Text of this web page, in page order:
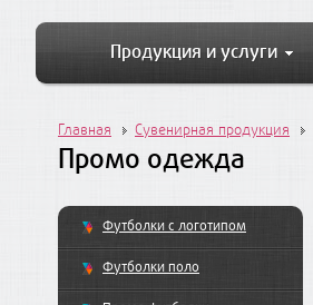
Продукция и услуги
Главная Сувенирная продукция
Промо одежда
Футболки с логотипом
Футболки поло